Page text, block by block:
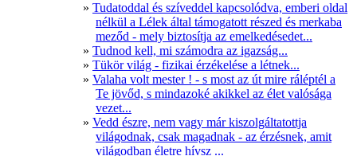
Tudatoddal és szíveddel kapcsolódva, emberi oldal
nélkül a Lélek által támogatott részed és merkaba
meződ - mely biztosítja az emelkedésedet...
Tudnod kell, mi számodra az igazság...
Tükör világ - fizikai érzékelése a létnek...
Valaha volt mester ! - s most az út mire ráléptél a
Te jövőd, s mindazoké akikkel az élet valósága
vezet...
Vedd észre, nem vagy már kiszolgáltatottja
világodnak, csak magadnak - az érzésnek, amit
világodban életre hívsz ...